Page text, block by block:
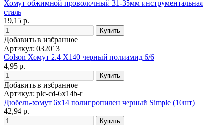
Хомут обжимной проволочный 31-35мм инструментальная
сталь
19,15 р.
Добавить в избранное
Артикул: 032013
Colson Хомут 2.4 Х140 черный полиамид 6/6
4,95 р.
Добавить в избранное
Артикул: plc-cd-6x14b-r
Дюбель-хомут 6х14 полипропилен черный Simple (10шт)
42,94 р.